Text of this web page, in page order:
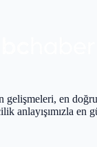
gelişmeleri, en
anlayışımızla en